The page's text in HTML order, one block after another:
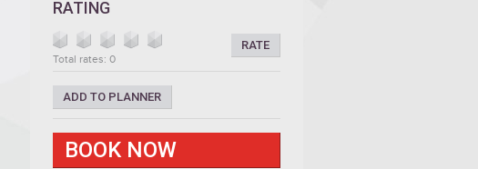
RATING
RATE
Total rates: 0
ADD TO PLANNER
BOOK NOW